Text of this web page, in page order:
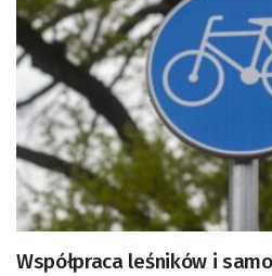
Współpraca leśników i